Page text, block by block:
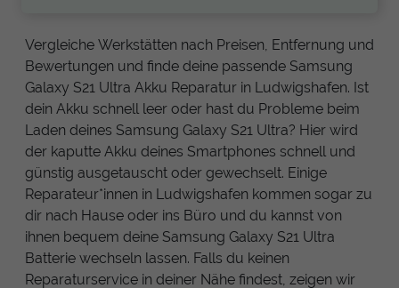
Vergleiche Werkstätten nach Preisen, Entfernung und
Bewertungen und finde deine passende Samsung
Galaxy S21 Ultra Akku Reparatur in Ludwigshafen. Ist
dein Akku schnell leer oder hast du Probleme beim
Laden deines Samsung Galaxy S21 Ultra? Hier wird
der kaputte Akku deines Smartphones schnell und
günstig ausgetauscht oder gewechselt. Einige
Reparateur*innen in Ludwigshafen kommen sogar zu
dir nach Hause oder ins Büro und du kannst von
ihnen bequem deine Samsung Galaxy S21 Ultra
Batterie wechseln lassen. Falls du keinen
Reparaturservice in deiner Nähe findest, zeigen wir